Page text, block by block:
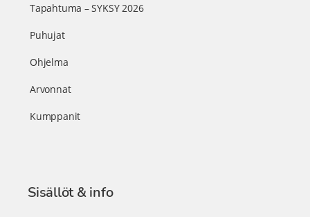
Tapahtuma – SYKSY 2026
Puhujat
Ohjelma
Arvonnat
Kumppanit
Sisällöt & info